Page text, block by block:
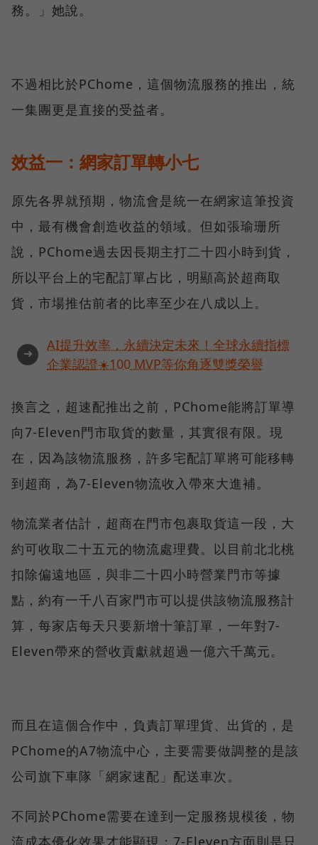
務。」她說。
不過相比於PChome，這個物流服務的推出，統
一集團更是直接的受益者。
效益一：網家訂單轉小七
原先各界就預期，物流會是統一在網家這筆投資
中，最有機會創造收益的領域。但如張瑜珊所
說，PChome過去因長期主打二十四小時到貨，
所以平台上的宅配訂單占比，明顯高於超商取
貨，市場推估前者的比率至少在八成以上。
➜
AI提升效率，永續決定未來！全球永續指標
企業認證☀️100 MVP等你角逐雙獎榮譽
換言之，超速配推出之前，PChome能將訂單導
向7-Eleven門市取貨的數量，其實很有限。現
在，因為該物流服務，許多宅配訂單將可能移轉
到超商，為7-Eleven物流收入帶來大進補。
物流業者估計，超商在門市包裹取貨這一段，大
約可收取二十五元的物流處理費。以目前北北桃
扣除偏遠地區，與非二十四小時營業門市等據
點，約有一千八百家門市可以提供該物流服務計
算，每家店每天只要新增十筆訂單，一年對7-
Eleven帶來的營收貢獻就超過一億六千萬元。
而且在這個合作中，負責訂單理貨、出貨的，是
PChome的A7物流中心，主要需要做調整的是該
公司旗下車隊「網家速配」配送車次。
不同於PChome需要在達到一定服務規模後，物
流成本優化效果才能顯現；7-Eleven方面則是只